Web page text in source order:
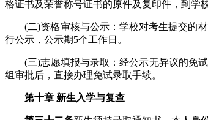
格证书及荣誉称号证书的原件及复印件，到学
(二)资格审核与公示：学校对考生提交的材
行公示，公示期5个工作日。
(三)志愿填报与录取：经公示无异议的免试
组审批后，直接办理免试录取手续。
第十章 新生入学与复查